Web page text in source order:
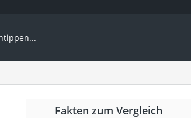
Fakten zum Vergleich